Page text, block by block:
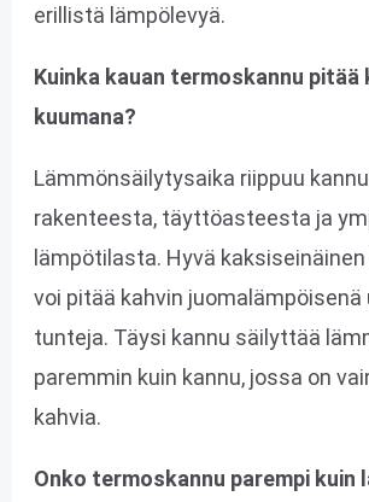
erillistä lämpölevyä.
Kuinka kauan termoskannu pitää
kuumana?
Lämmönsäilytysaika riippuu
rakenteesta, täyttöasteesta ja
lämpötilasta. Hyvä
voi pitää kahvin juomalämpöisenä
tunteja. Täysi kannu säilyttää
paremmin kuin kannu, jossa on
kahvia.
Onko termoskannu parempi kuin